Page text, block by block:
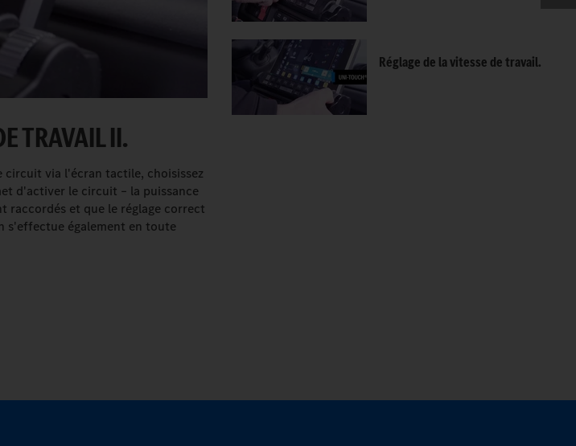
TRAVAIL II.
via l'écran tactile, choisissez
d'activer le circuit – la puissance
raccordés et que le réglage correct
s'effectue également en toute
Réglage de la vitesse de travail.